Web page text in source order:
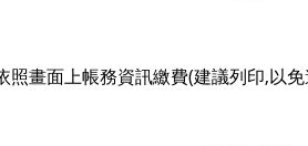
畫面上帳務資訊繳費(建議列印,以